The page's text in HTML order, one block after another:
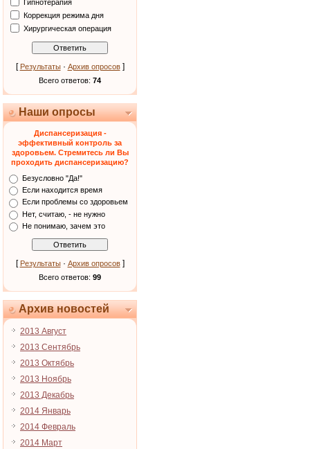
Гипнотерапия
Коррекция режима дня
Хирургическая операция
[ Результаты· Архив опросов]
Всего ответов: 74
Наши опросы
Диспансеризация -
эффективный контроль за
здоровьем. Стремитесь ли Вы
проходить диспансеризацию?
Безусловно "Да!"
Если находится время
Если проблемы со здоровьем
Нет, считаю, - не нужно
Не понимаю, зачем это
[ Результаты· Архив опросов]
Всего ответов: 99
Архив новостей
2013 Август
2013 Сентябрь
2013 Октябрь
2013 Ноябрь
2013 Декабрь
2014 Январь
2014 Февраль
2014 Март